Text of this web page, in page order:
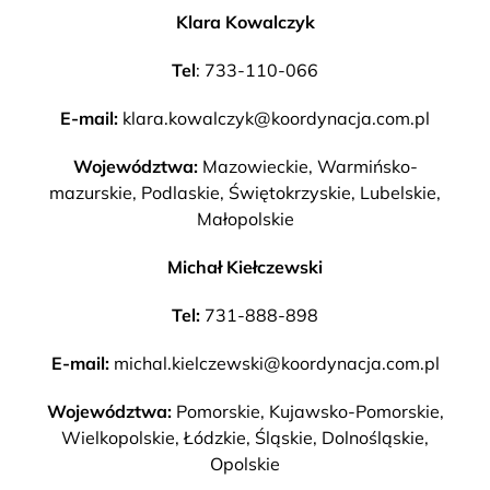
Klara Kowalczyk
Tel: 733-110-066
E-mail: klara.kowalczyk@koordynacja.com.pl
Województwa:Mazowieckie, Warmińsko-
mazurskie, Podlaskie, Świętokrzyskie, Lubelskie,
Małopolskie
Michał Kiełczewski
Tel: 731-888-898
E-mail: michal.kielczewski@koordynacja.com.pl
Województwa: Pomorskie, Kujawsko-Pomorskie,
Wielkopolskie, Łódzkie, Śląskie, Dolnośląskie,
Opolskie